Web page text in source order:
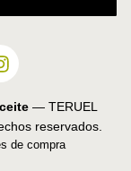
— TERUEL
reservados.
de compra